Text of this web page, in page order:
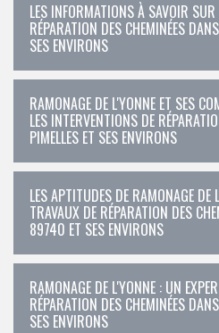
LES INFORMATIONS À SAVOIR
RÉPARATION DES CHEMINÉES
SES ENVIRONS
RAMONAGE DE L'YONNE ET SES
LES INTERVENTIONS DE
PIMELLES ET SES ENVIRONS
LES APTITUDES DE RAMONAGE DE
TRAVAUX DE RÉPARATION DES
89740 ET SES ENVIRONS
RAMONAGE DE L'YONNE : UN
RÉPARATION DES CHEMINÉES
SES ENVIRONS